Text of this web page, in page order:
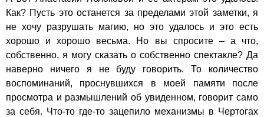
Как? Пусть это останется за пределами этой заметки, я
не хочу разрушать магию, но это удалось и это есть
хорошо и хорошо весьма. Но вы спросите – а что,
собственно, я могу сказать о собственно спектакле? Да
наверно ничего я не буду говорить. То количество
воспоминаний, проснувшихся в моей памяти после
просмотра и размышлений об увиденном, говорит само
за себя. Что-то где-то зацепило механизмы в Чертогах